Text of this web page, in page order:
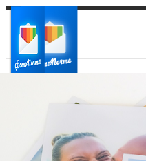
Ваш регион доставки